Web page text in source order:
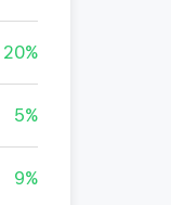
20%
5%
9%